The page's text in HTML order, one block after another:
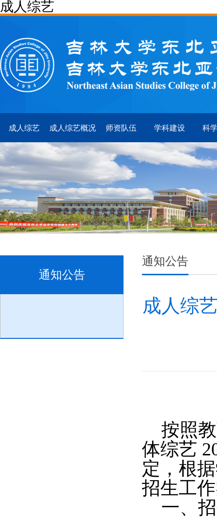
成人综艺
成人综艺 成人综艺概况 师资队伍 学科建设 科
通知公告
通知公告
成人综
按照
体综艺
定， 根
招生工作
一、